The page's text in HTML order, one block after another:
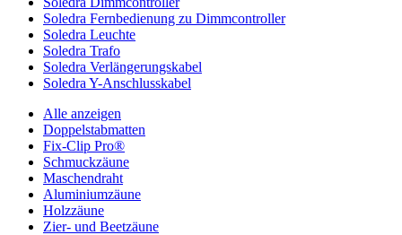
Soledra Fernbedienung zu Dimmcontroller
Soledra Leuchte
Soledra Trafo
Soledra Verlängerungskabel
Soledra Y-Anschlusskabel
Alle anzeigen
Doppelstabmatten
Fix-Clip Pro®
Schmuckzäune
Maschendraht
Aluminiumzäune
Holzzäune
Zier- und Beetzäune